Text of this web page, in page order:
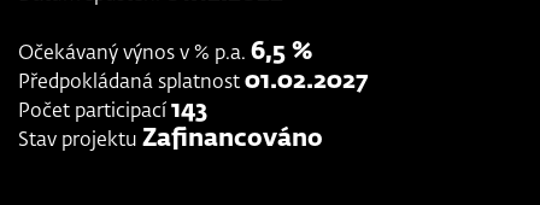
Očekávaný výnos v % p.a. 6,5 %
Předpokládaná splatnost 01.02.2027
Počet participací 143
Stav projektu Zafinancováno